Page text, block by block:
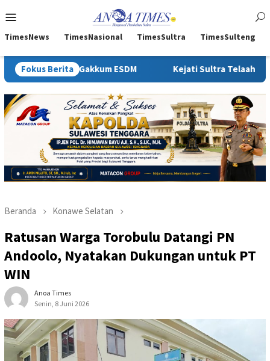
ke
Mobile
TimesNews TimesNasional TimesSultra TimesSulteng
Fokus Berita
ESDM Kejati Sultra Telaah Laporan KPH Terkait
Beranda Konawe Selatan
Ratusan Warga Torobulu Datangi PN
Andoolo, Nyatakan Dukungan untuk PT
WIN
Anoa Times
Senin, 8 Juni 2026